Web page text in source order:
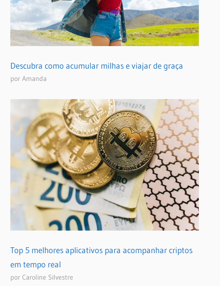
Descubra como acumular milhas e viajar de graça
por Amanda
Top 5 melhores aplicativos para acompanhar criptos
em tempo real
por Caroline Silvestre